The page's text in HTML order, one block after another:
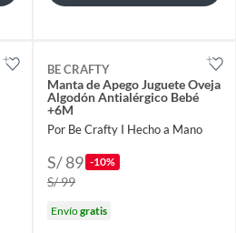
BE CRAFTY
Manta de Apego Juguete Oveja
Algodón Antialérgico Bebé
+6M
Por Be Crafty I Hecho a Mano
S/ 89 -10%
S/ 99
Envíogratis